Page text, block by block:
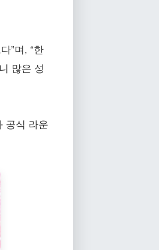
”며, “한
많은 성
공식 라운